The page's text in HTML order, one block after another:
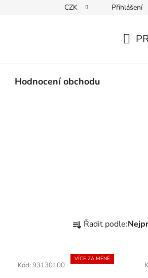
Podmínky ochrany osobních údajů
CZK Přihlášení
Hodnocení obchodu
a
e
n
Řadit podle:
Kód: 93130100
VÍCE ZA MÉNĚ